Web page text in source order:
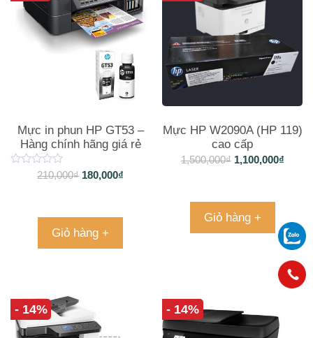
Mực in phun HP GT53 –
Hàng chính hãng giá rẻ
210,000₫ 180,000₫
Giỏ hàng +
Mực HP W2090A (HP 119)
cao cấp
1,500,000₫ 1,100,000₫
Giỏ hàng +
- 14% - 14%